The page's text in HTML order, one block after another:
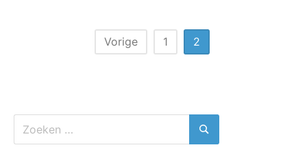
Vorige 1 2
Zoeken
Zoeken